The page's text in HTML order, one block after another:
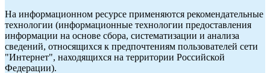
На информационном ресурсе применяются рекомендательные
технологии (информационные технологии предоставления
информации на основе сбора, систематизации и анализа
сведений, относящихся к предпочтениям пользователей сети
"Интернет", находящихся на территории Российской
Федерации).